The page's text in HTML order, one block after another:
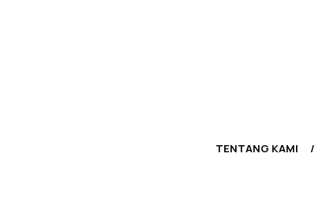
TENTANG KAMI